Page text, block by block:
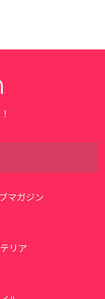
マガジン
リア